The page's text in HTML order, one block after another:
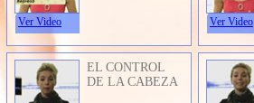
Ver Video Ver Video
EL CONTROL
DE LA CABEZA